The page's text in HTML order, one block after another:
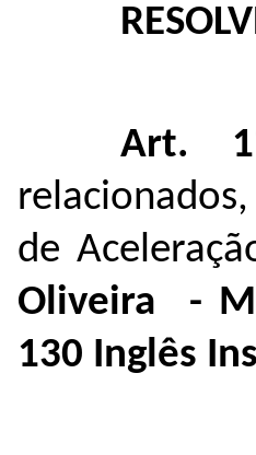
Art.
de
Oliveira
-
130 Inglês